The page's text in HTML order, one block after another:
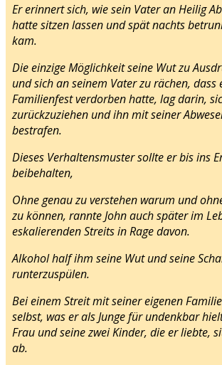
Er erinnert sich, wie sein Vater an Heilig
hatte sitzen lassen und spät nachts
kam.
Die einzige Möglichkeit seine Wut zu
und sich an seinem Vater zu rächen, dass
Familienfest verdorben hatte, lag darin,
zurückzuziehen und ihn mit seiner
bestrafen.
Dieses Verhaltensmuster sollte er bis ins
beibehalten,
Ohne genau zu verstehen warum und
zu können, rannte John auch später im
eskalierenden Streits in Rage davon.
Alkohol half ihm seine Wut und seine
runterzuspülen.
Bei einem Streit mit seiner eigenen
selbst, was er als Junge für undenkbar
Frau und seine zwei Kinder, die er liebte,
ab.